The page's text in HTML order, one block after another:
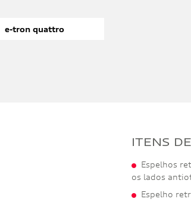
e-tron quattro
ITENS
Espelhos
os lados
Espelho